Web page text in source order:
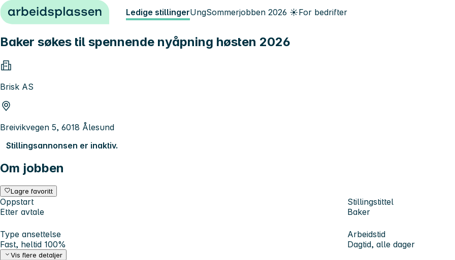
Hopp til innhold Ledige stillingerUngSommerjobben 2026 ☀️For bedrifter
Baker søkes til spennende nyåpning høsten 2026
Brisk AS
Breivikvegen 5, 6018 Ålesund
Stillingsannonsen er inaktiv.
Om jobben
Lagre favoritt
Oppstart
Etter avtale
Stillingstittel
Baker
Type ansettelse
Fast, heltid 100%
Arbeidstid
Dagtid, alle dager
Vis flere detaljer